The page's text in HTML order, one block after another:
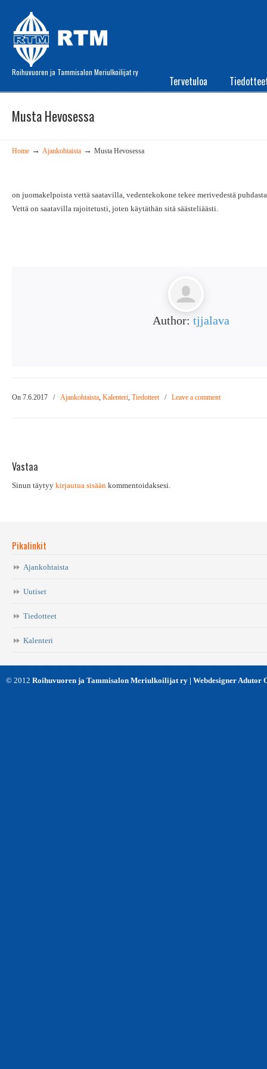
Roihuvuoren ja Tammisalon Meriulkoilijat ry
Tervetuloa
Musta Hevosessa
Home → Ajankohtaista → Musta Hevosessa
on juomakelpoista vettä saatavilla, vedentekokone tekee merivedestä
Vettä on saatavilla rajoitetusti, joten käytäthän sitä säästeliäästi.
Author: tjjalava
On 7.6.2017 / Ajankohtaista, Kalenteri, Tiedotteet / Leave a comment
Vastaa
Sinun täytyy kirjautua sisään kommentoidaksesi.
Pikalinkit
Ajankohtaista
Uutiset
Tiedotteet
Kalenteri
© 2012 Roihuvuoren ja Tammisalon Meriulkoilijat ry | Webdesigner Adutor